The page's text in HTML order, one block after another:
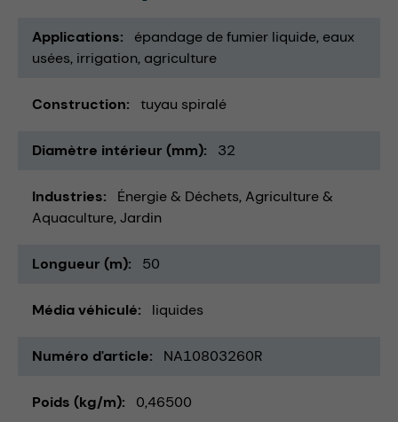
Applications épandage de fumier liquide eaux
usées irrigation agriculture
Construction tuyau spiralé
Diamètre intérieur (mm) 32
Industries Énergie & Déchets Agriculture &
Aquaculture Jardin
Longueur (m) 50
Média véhiculé liquides
Numéro d'article NA10803260R
Poids (kg/m) 0,46500